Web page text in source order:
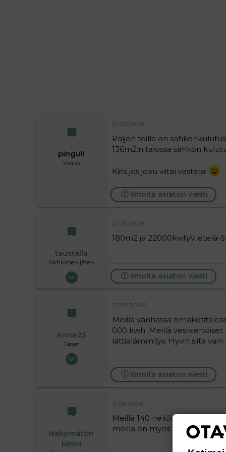
pinguli
Vieras
21.05.2006
Paljon teillä on
136m2:n talossa sähkön
Kiits jos joku viitsii vastata!
Ilmoita asiaton viesti
taustalla
Aktiivinen jäsen
19.05.2004
21.05.2006
180m2 ja 22000kwh/v, etelä-
Ilmoita asiaton viesti
Anne25
Jäsen
24.05.2004
22.05.2006
Meillä vanhassa
000 kwh. Meillä
lattialämmitys. Hyvin siitä vain
Ilmoita asiaton viesti
Näkymätön
Ninni
11.06.2006
Meillä 140 neliöisen talon
meillä on myös varaava takka